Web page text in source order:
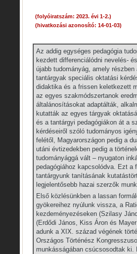
(folyóiratszám: 2023. évi 1-2.)
(hivatkozási azonosító: 14-01-03)
Az addig egységes pedagógia
kezdett differenciálódni nevelés-
újabb tudományág, amely
tantárgyak speciális oktatási
didaktika és a frissen keletkezett
az egyes szakmódszertanok
általánosításokat adaptálták,
kutatták az egyes tárgyak
és a tantárgyi pedagógiákon át a
kérdéseiről szóló tudományos
felétől, Magyarországon pedig a
utáni évtizedekben pedig a
tudományággá vált – nyugaton
pedagógiához kapcsolódva. Ezt a
tantárgyunk tanításának
legjelentősebb hazai szerzők
Első közlésünkben a lassan
gyökereihez nyúlunk vissza, a
kezdeményezéseken (Szilasy
(Erdődi János, Kiss Áron és
adunk a XIX. század végének
Országos Történész
munkásságában csúcsosodtak